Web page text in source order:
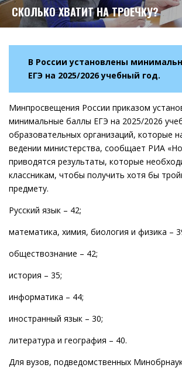
СКОЛЬКО ХВАТИТ НА ТРОЕЧКУ?
В России установлены
ЕГЭ на 2025/2026 учебный год.
Минпросвещения России приказом
минимальные баллы ЕГЭ на 2025/2026
образовательных организаций, которые
ведении министерства, сообщает РИА
приводятся результаты, которые
классникам, чтобы получить хотя бы
предмету.
Русский язык – 42;
математика, химия, биология и физика –
обществознание – 42;
история – 35;
информатика – 44;
иностранный язык – 30;
литература и география – 40.
Для вузов, подведомственных